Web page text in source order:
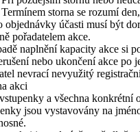
Termínem storna se rozumí
objednávky účasti musí být
pořadatelem akce.
naplnění kapacity akce si
nebo ukončení akce po
nevrací nevyužitý
akci
a všechna konkrétní
jsou vystavovány na